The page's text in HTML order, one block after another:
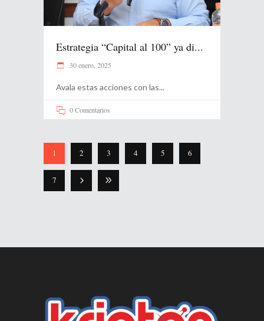
Estrategia “Capital al 100” ya di...
30 enero, 2025
Avala estas acciones con las
0 Comentarios
1 2 3 4 5 6
7